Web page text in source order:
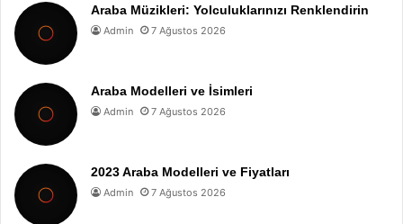
Araba Müzikleri: Yolculuklarınızı Renklendirin
Admin 7 Ağustos 2026
Araba Modelleri ve İsimleri
Admin 7 Ağustos 2026
2023 Araba Modelleri ve Fiyatları
Admin 7 Ağustos 2026